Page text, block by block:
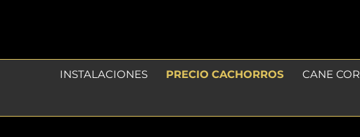
INSTALACIONES PRECIO CACHORROS CANE